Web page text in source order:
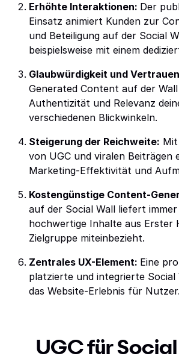
Erhöhte Interaktionen: Der
Einsatz animiert Kunden zur
und Beteiligung auf der Social
beispielsweise mit einem
Glaubwürdigkeit und
Generated Content auf der
Authentizität und Relevanz
verschiedenen Blickwinkeln.
Steigerung der Reichweite:
von UGC und viralen Beiträgen
Marketing-Effektivität und
Kostengünstige Content-
auf der Social Wall liefert immer
hochwertige Inhalte aus Erster
Zielgruppe miteinbezieht.
Zentrales UX-Element: Eine
platzierte und integrierte Social
das Website-Erlebnis für Nutzer.
UGC für